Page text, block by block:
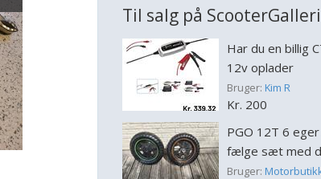
Til salg på ScooterGalleri
Har du en billig
12v oplader
Bruger: Kim R
Kr. 200
PGO 12T 6 eger
fælge sæt med
Bruger: